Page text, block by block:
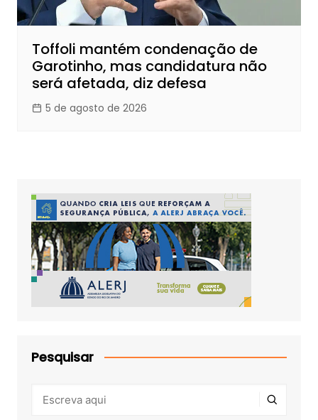
Toffoli mantém condenação de
Garotinho, mas candidatura não
será afetada, diz defesa
5 de agosto de 2026
Pesquisar